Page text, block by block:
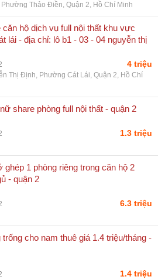
Thảo Điền, Quận 2, Hồ Chí Minh
căn hộ dịch vụ full nội thất khu vực
lái - địa chỉ: lô b1 - 03 - 04 nguyễn thị
cát lái, quận 2, hồ chí minh
4 triệu
Thị Định, Phường Cát Lái, Quận 2, Hồ Chí
share phòng full nội thất - quận 2
1.3 triệu
ghép 1 phòng riêng trong căn hộ 2
- quận 2
6.3 triệu
trống cho nam thuê giá 1.4 triệu/tháng -
1.4 triệu